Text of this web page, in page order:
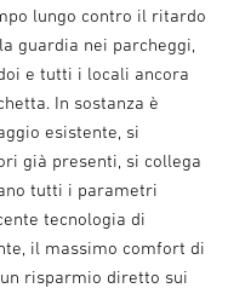
lungo contro il ritardo
guardia nei parcheggi,
e tutti i locali ancora
In sostanza è
esistente, si
già presenti, si collega
tutti i parametri
tecnologia di
il massimo comfort di
risparmio diretto sui